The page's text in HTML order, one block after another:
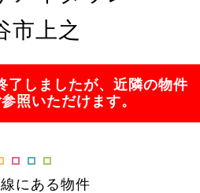
市上之
了しましたが、近隣の物件
照いただけます。
にある物件